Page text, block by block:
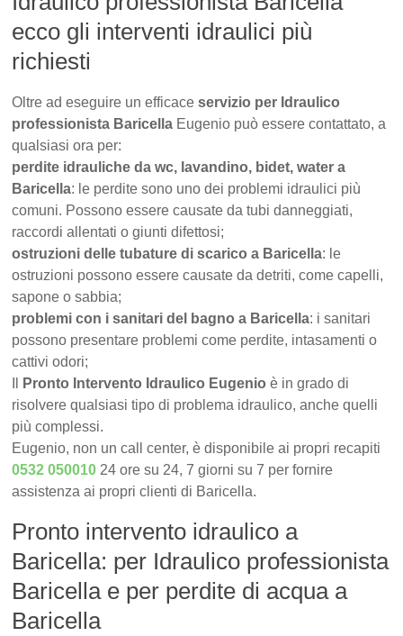
ecco gli interventi idraulici più
richiesti
Oltre ad eseguire un efficaceservizio per Idraulico
professionista Baricella Eugenio può essere contattato, a
qualsiasi ora per:
perdite idrauliche da wc, lavandino, bidet, water a
Baricella: le perdite sono uno dei problemi idraulici più
comuni. Possono essere causate da tubi danneggiati,
raccordi allentati o giunti difettosi;
ostruzioni delle tubature di scarico a Baricella: le
ostruzioni possono essere causate da detriti, come capelli,
sapone o sabbia;
problemi con i sanitari del bagno a Baricella: i sanitari
possono presentare problemi come perdite, intasamenti o
cattivi odori;
Pronto Intervento Idraulico Eugenio è in grado di
risolvere qualsiasi tipo di problema idraulico, anche quelli
più complessi.
Eugenio, non un call center, è disponibile ai propri recapiti
0532 050010 24 ore su 24, 7 giorni su 7 per fornire
assistenza ai propri clienti di Baricella.
Pronto intervento idraulico a
Baricella: per Idraulico professionista
Baricella e per perdite di acqua a
Baricella